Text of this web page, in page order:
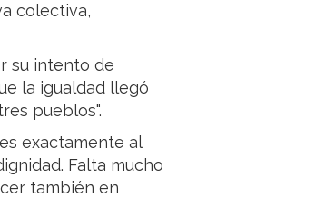
colectiva,
su intento de
la igualdad llegó
pueblos".
exactamente al
Falta mucho
también en